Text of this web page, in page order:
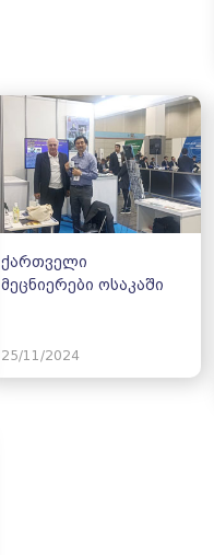
ქართველი
მეცნიერები ოსაკაში
25/11/2024